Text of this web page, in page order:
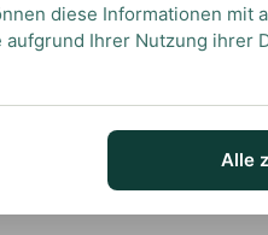
diese Informationen mit
Ihrer Nutzung ihrer
Alle